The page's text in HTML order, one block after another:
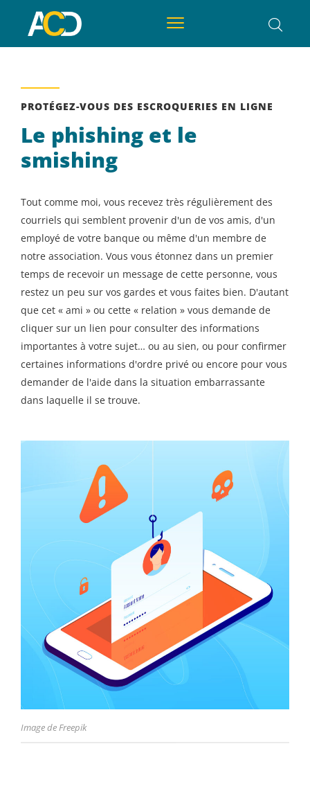
Image de Freepik
PROTÉGEZ-VOUS DES ESCROQUERIES EN LIGNE
Le phishing et le
smishing
Tout comme moi, vous recevez très régulièrement des
courriels qui semblent provenir d'un de vos amis, d'un
employé de votre banque ou même d'un membre de
notre association. Vous vous étonnez dans un premier
temps de recevoir un message de cette personne, vous
restez un peu sur vos gardes et vous faites bien. D'autant
que cet « ami » ou cette « relation » vous demande de
cliquer sur un lien pour consulter des informations
importantes à votre sujet… ou au sien, ou pour confirmer
certaines informations d'ordre privé ou encore pour vous
demander de l'aide dans la situation embarrassante
dans laquelle il se trouve.